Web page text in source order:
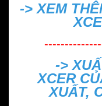
-> XEM
->
XCER
XUẤT,